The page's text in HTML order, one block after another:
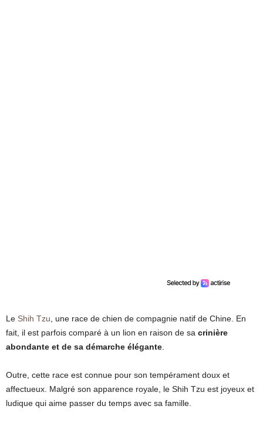
Le Shih Tzu , une race de chien de compagnie natif de Chine. En
fait, il est parfois comparé à un lion en raison de sa crinière
abondante et de sa démarche élégante
Outre, cette race est connue pour son tempérament doux et
affectueux. Malgré son apparence royale, le Shih Tzu est joyeux et
ludique qui aime passer du temps avec sa famille.